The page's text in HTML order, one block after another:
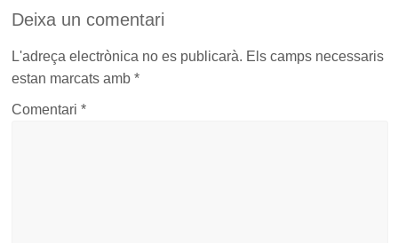
Deixa un comentari
L'adreça electrònica no es publicarà. Els camps necessaris
estan marcats amb*
Comentari*